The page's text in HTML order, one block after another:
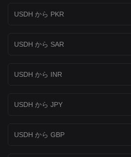
USDH から PKR
USDH から SAR
USDH から INR
USDH から JPY
USDH から GBP